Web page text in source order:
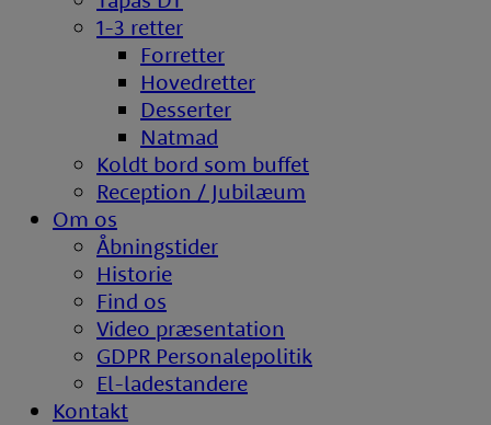
1-3 retter
Forretter
Hovedretter
Desserter
Natmad
Koldt bord som buffet
Reception / Jubilæum
Om os
Åbningstider
Historie
Find os
Video præsentation
GDPR Personalepolitik
El-ladestandere
Kontakt